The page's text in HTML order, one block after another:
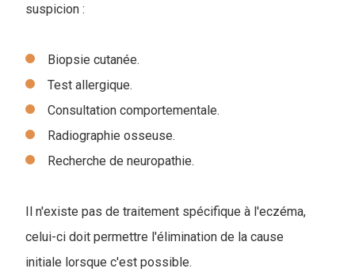
suspicion :
Biopsie cutanée.
Test allergique.
Consultation comportementale.
Radiographie osseuse.
Recherche de neuropathie.
Il n'existe pas de traitement spécifique à l'eczéma,
celui-ci doit permettre l'élimination de la cause
initiale lorsque c'est possible.